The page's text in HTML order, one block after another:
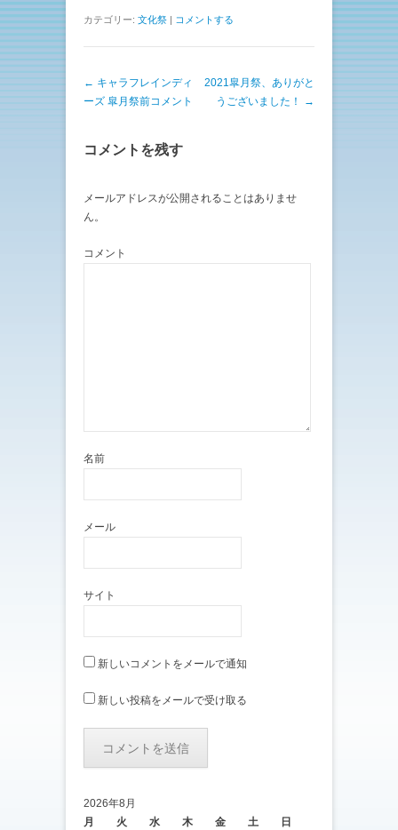
カテゴリー: 文化祭 | コメントする
投稿ナビゲーション
← キャラフレインディ
ーズ 皐月祭前コメント
2021皐月祭、ありがと
うございました！
→
コメントを残す
メールアドレスが公開されることはありませ
ん。
コメント
名前
メール
サイト
新しいコメントをメールで通知
新しい投稿をメールで受け取る
2026年8月
月
火 水 木 金 土
日